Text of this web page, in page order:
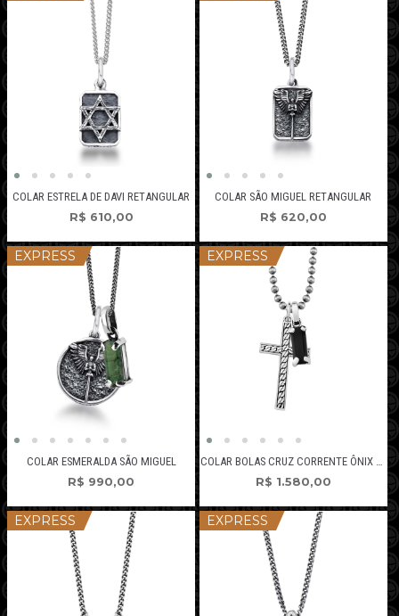
COLAR ESTRELA DE DAVI RETANGULAR
R$ 610,00
COLAR SÃO MIGUEL RETANGULAR
R$ 620,00
EXPRESS
COLAR ESMERALDA SÃO MIGUEL
R$ 990,00
EXPRESS
R$ 1.580,00
EXPRESS EXPRESS